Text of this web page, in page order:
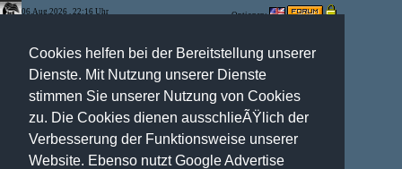
Cookies helfen bei der Bereitstellung unserer
Dienste. Mit Nutzung unserer Dienste
stimmen Sie unserer Nutzung von Cookies
zu. Die Cookies dienen ausschlieÃŸlich der
Verbesserung der Funktionsweise unserer
Website. Ebenso nutzt Google Advertise
06.Aug.2026 , 22:16 Uhr Optionen: